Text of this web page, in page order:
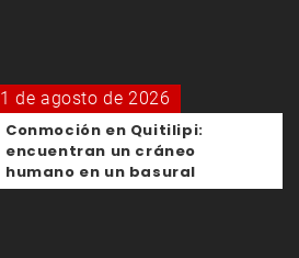
1 de agosto de 2026
Conmoción en Quitilipi:
encuentran un cráneo
humano en un basural